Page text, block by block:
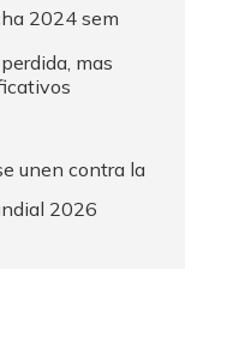
2024 sem
mas
unen contra la
2026